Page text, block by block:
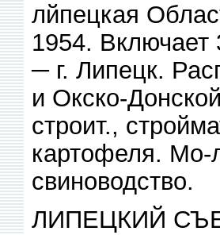
лйпецкая
1954. Включает
─ г. Липецк.
и Окско-
строит.,
картофеля. Мо-
свиноводство.
ЛИПЕЦКИЙ